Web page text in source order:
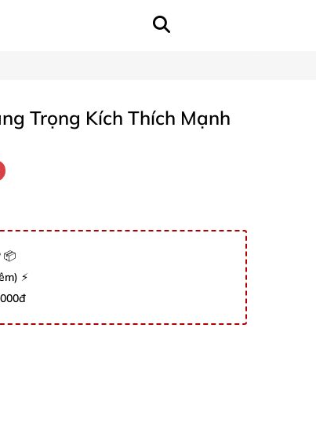
Trọng Kích Thích Mạnh
📦
⚡